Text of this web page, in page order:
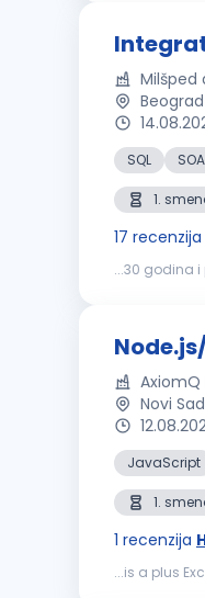
Milšped
Beograd
SQL
1.
17 recenzija
...30 godina
AxiomQ
Novi Sad
JavaScript
1.
1 recenzija
...is a plus